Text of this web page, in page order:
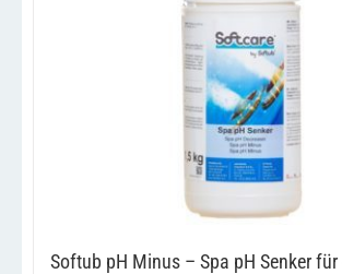
IN DEN WARENKORB /
Softub pH Minus – Spa pH Senker